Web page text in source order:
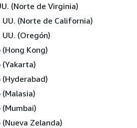
(Norte de Virginia)
UU. (Norte de California)
(Oregón)
Kong)
Zelanda)